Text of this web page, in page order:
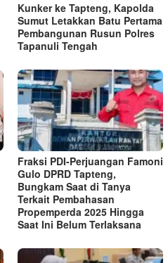
Kunker ke Tapteng, Kapolda
Sumut Letakkan Batu Pertama
Pembangunan Rusun Polres
Tapanuli Tengah
Fraksi PDI-Perjuangan Famoni
Gulo DPRD Tapteng,
Bungkam Saat di Tanya
Terkait Pembahasan
Propemperda 2025 Hingga
Saat Ini Belum Terlaksana